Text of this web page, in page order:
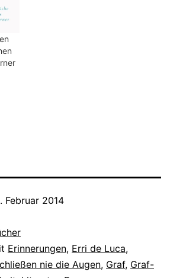
Februar 2014
Erinnerungen, Erri de Luca,
nie die Augen, Graf, Graf-